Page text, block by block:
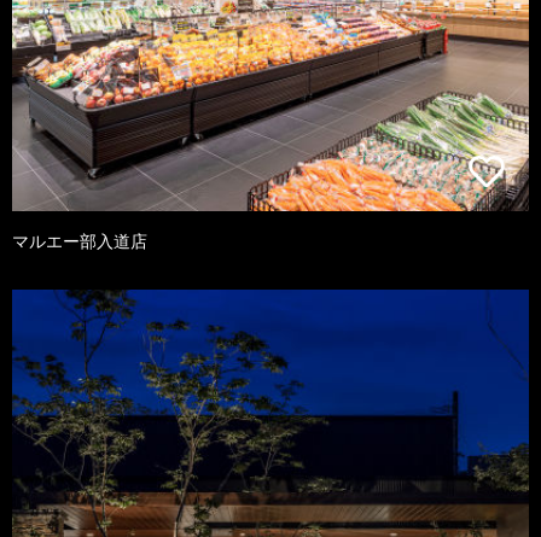
マルエー部入道店